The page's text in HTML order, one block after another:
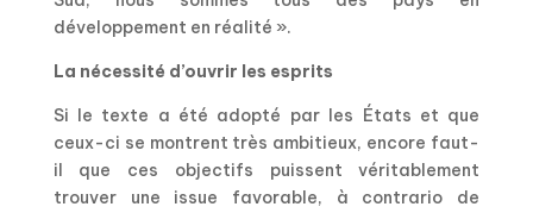
développement en réalité ».
La nécessité d’ouvrir les esprits
Si le texte a été adopté par les États et que
ceux-ci se montrent très ambitieux, encore faut-
il que ces objectifs puissent véritablement
trouver une issue favorable, à contrario de